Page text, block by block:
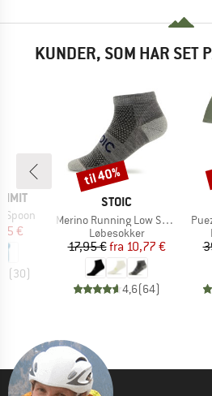
KUNDER, SOM HAR SET
Spoon
pris
€
(30)
MÆRKE
STOIC
Artikel
Merino Running Low Socks
Produktgruppe
Løbesokker
Pris
17,95 € Nedsat pris
fra 10,77 €
4,6(64)
Rabat
til 40%